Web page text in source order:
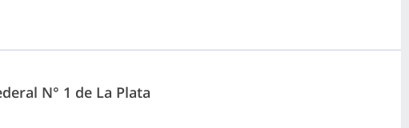
N° 1 de La Plata